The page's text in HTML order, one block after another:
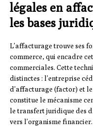
légales en
les bases
L’affacturage trouve ses
commerce, qui encadre
commerciales. Cette
distinctes : l’entreprise
d’affacturage (factor) et
constitue le mécanisme
le transfert juridique des
vers l’organisme financier.